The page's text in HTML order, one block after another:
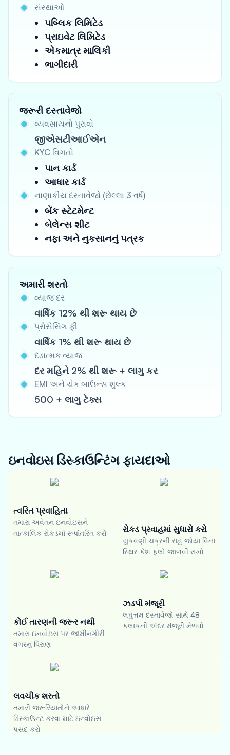
સંસ્થાઓ
પબ્લિક લિમિટેડ
પ્રાઇવેટ લિમિટેડ
એકમાત્ર માલિકી
ભાગીદારી
જરૂરી દસ્તાવેજો
વ્યવસાયનો પુરાવો
જીએસટીઆઈએન
KYC વિગતો
પાન કાર્ડ
આધાર કાર્ડ
નાણાકીય દસ્તાવેજો (છેલ્લા 3 વર્ષ)
બેંક સ્ટેટમેન્ટ
બેલેન્સ શીટ
નફા અને નુકસાનનું પત્રક
અમારી શરતો
વ્યાજ દર
વાર્ષિક 12% થી શરૂ થાય છે
પ્રોસેસિંગ ફી
વાર્ષિક 1% થી શરૂ થાય છે
દંડાત્મક વ્યાજ
દર મહિને 2% થી શરૂ + લાગુ કર
EMI અને ચેક બાઉન્સ શુલ્ક
500 + લાગુ ટેક્સ
ઇનવોઇસ ડિસ્કાઉન્ટિંગ ફાયદાઓ
ત્વરિત પ્રવાહિતા
તમારા અવેતન ઇનવોઇસને
તાત્કાલિક રોકડમાં રૂપાંતરિત કરો
રોકડ પ્રવાહમાં સુધારો કરો
ચુકવણી ચક્રની રાહ જોયા વિના
સ્થિર કેશ ફ્લો જાળવી રાખો
કોઈ તારણની જરૂર નથી
તમારા ઇનવોઇસ પર જામીનગીરી
વગરનું ધિરાણ
ઝડપી મંજૂરી
લઘુત્તમ દસ્તાવેજો સાથે 48
કલાકની અંદર મંજૂરી મેળવો
લવચીક શરતો
તમારી જરૂરિયાતોને આધારે
ડિસ્કાઉન્ટ કરવા માટે ઇન્વોઇસ
પસંદ કરો